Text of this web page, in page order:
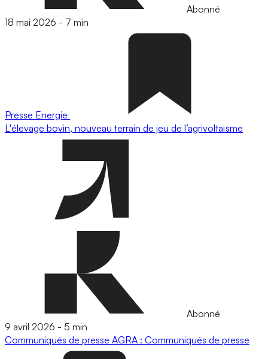
Abonné
18 mai 2026 - 7 min
Presse Energie
L'élevage bovin, nouveau terrain de jeu de l’agrivoltaïsme
Abonné
9 avril 2026 - 5 min
Communiqués de presse AGRA : Communiqués de presse